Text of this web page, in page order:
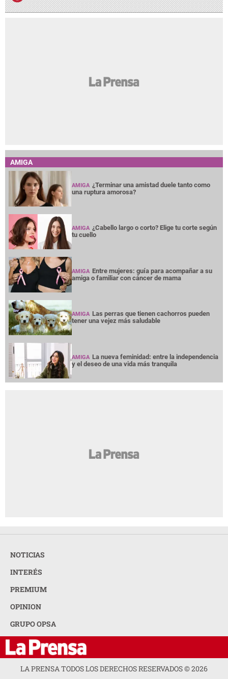
AMIGA
AMIGA ¿Terminar una amistad duele tanto como
una ruptura amorosa?
AMIGA ¿Cabello largo o corto? Elige tu corte según
tu cuello
AMIGA Entre mujeres: guía para acompañar a su
amiga o familiar con cáncer de mama
AMIGA Las perras que tienen cachorros pueden
tener una vejez más saludable
AMIGA La nueva feminidad: entre la independencia
y el deseo de una vida más tranquila
NOTICIAS
INTERÉS
PREMIUM
OPINION
GRUPO OPSA
LA PRENSA TODOS LOS DERECHOS RESERVADOS ©2026